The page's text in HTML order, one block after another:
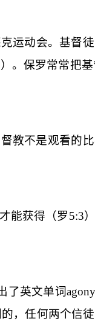
运动会。基督
）。保罗常常把
教不是观看的
能获得（罗5:3
了英文单词agony
，任何两个信